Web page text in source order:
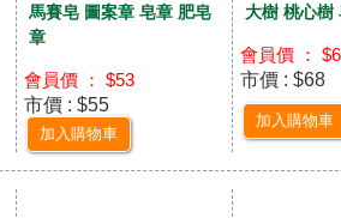
馬賽皂 圖案章 皂章 肥皂
章
會員價 ： $53
市價 : $55
加入購物車
大樹 桃心樹
會員價 ：
市價 : $68
加入購物車